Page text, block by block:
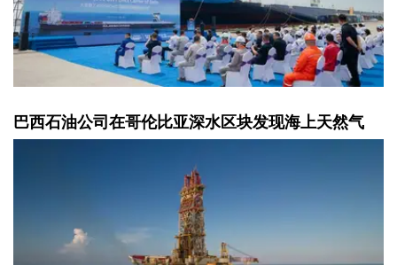
巴西石油公司在哥伦比亚深水区块发现海上天然气